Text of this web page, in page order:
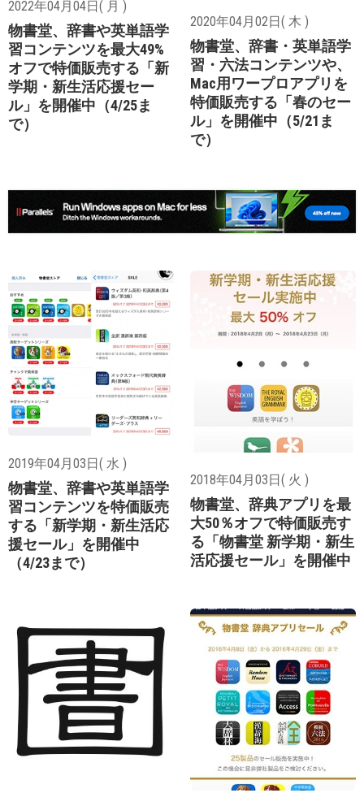
2022年04月04日( 月 )
物書堂、辞書や英単語学
習コンテンツを最大49%
オフで特価販売する「新
学期・新生活応援セー
ル」を開催中（4/25ま
で）
2020年04月02日( 木 )
物書堂、辞書・英単語学
習・六法コンテンツや、
Mac用ワープロアプリを
特価販売する「春のセー
ル」を開催中（5/21ま
で）
2019年04月03日( 水 )
物書堂、辞書や英単語学
習コンテンツを特価販売
する「新学期・新生活応
援セール」を開催中
（4/23まで）
2018年04月03日( 火 )
物書堂、辞典アプリを最
大50％オフで特価販売す
る「物書堂 新学期・新生
活応援セール」を開催中